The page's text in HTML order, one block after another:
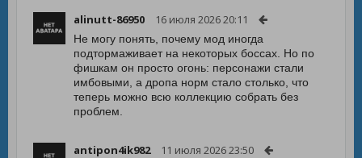
alinutt-86950 16 июля 2026 20:11
Не могу понять, почему мод иногда
подтормаживает на некоторых боссах. Но по
фишкам он просто огонь: персонажи стали
имбовыми, а дропа норм стало столько, что
теперь можно всю коллекцию собрать без
проблем.
antipon4ik982 11 июля 2026 23:50